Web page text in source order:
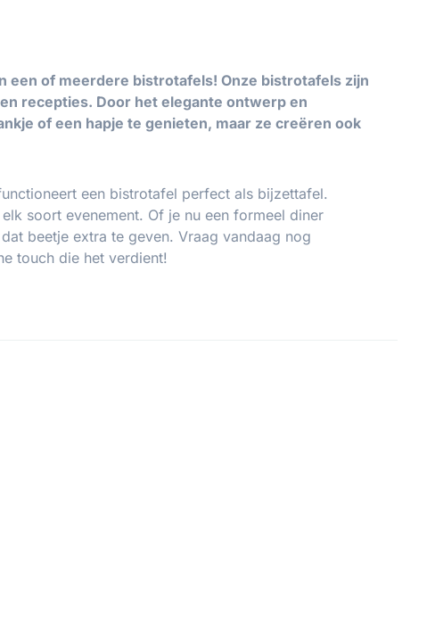
een of meerdere bistrotafels! Onze bistrotafels zijn
recepties. Door het elegante ontwerp en
of een hapje te genieten, maar ze creëren ook
een bistrotafel perfect als bijzettafel.
soort evenement. Of je nu een formeel diner
beetje extra te geven. Vraag vandaag nog
touch die het verdient!